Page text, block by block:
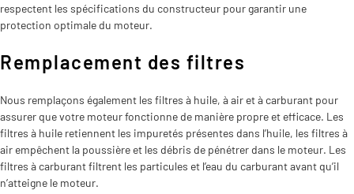
respectent les spécifications du constructeur pour garantir une
protection optimale du moteur.
Remplacement des filtres
Nous remplaçons également les filtres à huile, à air et à carburant pour
assurer que votre moteur fonctionne de manière propre et efficace. Les
filtres à huile retiennent les impuretés présentes dans l’huile, les filtres à
air empêchent la poussière et les débris de pénétrer dans le moteur. Les
filtres à carburant filtrent les particules et l’eau du carburant avant qu’il
n’atteigne le moteur.